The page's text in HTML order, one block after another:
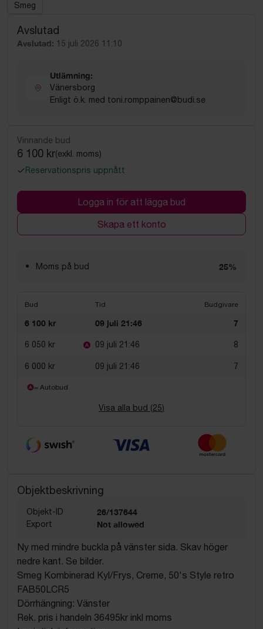
Smeg
Avslutad
Avslutad: 15 juli 2026 11:10
Utlämning:
Vänersborg
Enligt ö.k. med toni.romppainen@budi.se
Vinnande bud
6 100 kr(exkl. moms)
Reservationspris uppnått
Logga in för att lägga bud
Skapa ett konto
Moms på bud 25%
Bud Tid Budgivare
6 100 kr 09 juli 21:46 7
6 050 kr 09 juli 21:46 8
6 000 kr 09 juli 21:46 7
= Autobud
Visa alla bud (25)
Objektbeskrivning
Objekt-ID 26/137644
Export Not allowed
Ny med mindre buckla på vänster sida. Skav höger
nedre kant. Se bilder.
Smeg Kombinerad Kyl/Frys, Creme, 50's Style retro
FAB50LCR5
Dörrhängning: Vänster
Rek. pris i handeln 36495kr inkl moms